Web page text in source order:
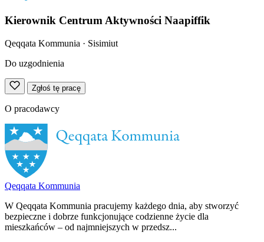
Kierownik Centrum Aktywności Naapiffik
Qeqqata Kommunia · Sisimiut
Do uzgodnienia
Zgłoś tę pracę
O pracodawcy
Qeqqata Kommunia
W Qeqqata Kommunia pracujemy każdego dnia, aby stworzyć
bezpieczne i dobrze funkcjonujące codzienne życie dla
mieszkańców – od najmniejszych w przedsz...